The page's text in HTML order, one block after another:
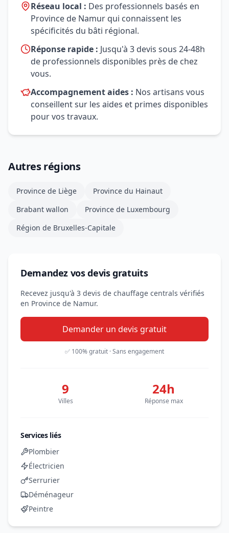
Réseau local : Des professionnels basés en
Province de Namur qui connaissent les
spécificités du bâti régional.
Réponse rapide : Jusqu'à 3 devis sous 24-48h
de professionnels disponibles près de chez
vous.
Accompagnement aides : Nos artisans vous
conseillent sur les aides et primes disponibles
pour vos travaux.
Autres régions
Province de Liège
Province du Hainaut
Brabant wallon
Province de Luxembourg
Région de Bruxelles-Capitale
Demandez vos devis gratuits
Recevez jusqu'à 3 devis de chauffage centrals vérifiés
en Province de Namur.
Demander un devis gratuit
✅ 100% gratuit · Sans engagement
9
Villes
24h
Réponse max
Services liés
Plombier
Électricien
Serrurier
Déménageur
Peintre